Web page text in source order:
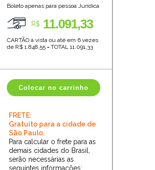
Boleto apenas para pessoa Jurídica
R$ 11.091,33
CARTÃO à vista ou até em 6 vezes
de R$1.848,55 =TOTAL11.091,33
Colocar no carrinho
FRETE:
Gratuito para a cidade de
São Paulo.
Para calcular o frete para as
demais cidades do Brasil,
serão necessárias as
seguintes informações: